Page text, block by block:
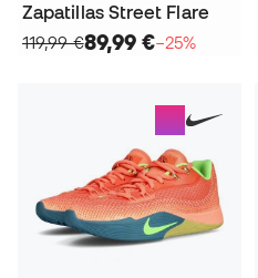
Zapatillas Street Flare
119,99 €89,99 €−25%